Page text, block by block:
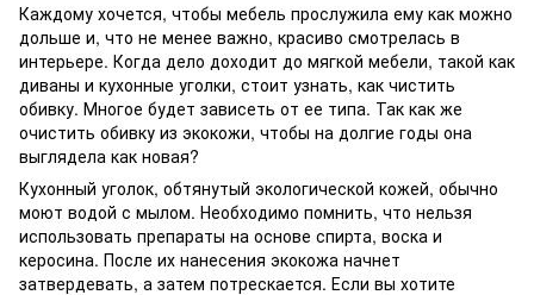
Каждому хочется, чтобы мебель прослужила ему как можно
дольше и, что не менее важно, красиво смотрелась в
интерьере. Когда дело доходит до мягкой мебели, такой как
диваны и кухонные уголки, стоит узнать, как чистить
обивку. Многое будет зависеть от ее типа. Так как же
очистить обивку из экокожи, чтобы на долгие годы она
выглядела как новая?
Кухонный уголок, обтянутый экологической кожей, обычно
моют водой с мылом. Необходимо помнить, что нельзя
использовать препараты на основе спирта, воска и
керосина. После их нанесения экокожа начнет
затвердевать, а затем потрескается. Если вы хотите